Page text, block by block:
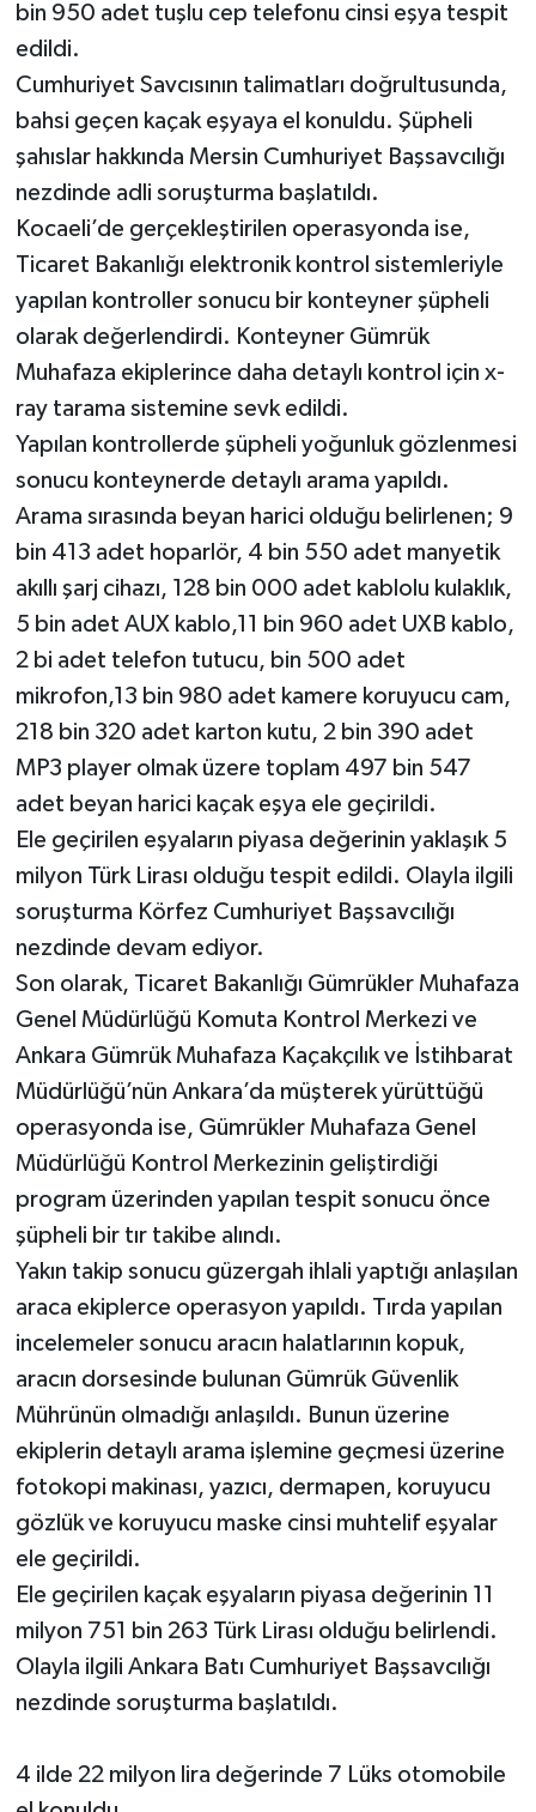
bin 950 adet tuşlu cep telefonu cinsi eşya tespit
edildi.
Cumhuriyet Savcısının talimatları doğrultusunda,
bahsi geçen kaçak eşyaya el konuldu. Şüpheli
şahıslar hakkında Mersin Cumhuriyet Başsavcılığı
nezdinde adli soruşturma başlatıldı.
Kocaeli’de gerçekleştirilen operasyonda ise,
Ticaret Bakanlığı elektronik kontrol sistemleriyle
yapılan kontroller sonucu bir konteyner şüpheli
olarak değerlendirdi. Konteyner Gümrük
Muhafaza ekiplerince daha detaylı kontrol için x-
ray tarama sistemine sevk edildi.
Yapılan kontrollerde şüpheli yoğunluk gözlenmesi
sonucu konteynerde detaylı arama yapıldı.
Arama sırasında beyan harici olduğu belirlenen; 9
bin 413 adet hoparlör, 4 bin 550 adet manyetik
akıllı şarj cihazı, 128 bin 000 adet kablolu kulaklık,
5 bin adet AUX kablo,11 bin 960 adet UXB kablo,
2 bi adet telefon tutucu, bin 500 adet
mikrofon,13 bin 980 adet kamere koruyucu cam,
218 bin 320 adet karton kutu, 2 bin 390 adet
MP3 player olmak üzere toplam 497 bin 547
adet beyan harici kaçak eşya ele geçirildi.
Ele geçirilen eşyaların piyasa değerinin yaklaşık 5
milyon Türk Lirası olduğu tespit edildi. Olayla ilgili
soruşturma Körfez Cumhuriyet Başsavcılığı
nezdinde devam ediyor.
Son olarak, Ticaret Bakanlığı Gümrükler Muhafaza
Genel Müdürlüğü Komuta Kontrol Merkezi ve
Ankara Gümrük Muhafaza Kaçakçılık ve İstihbarat
Müdürlüğü’nün Ankara’da müşterek yürüttüğü
operasyonda ise, Gümrükler Muhafaza Genel
Müdürlüğü Kontrol Merkezinin geliştirdiği
program üzerinden yapılan tespit sonucu önce
şüpheli bir tır takibe alındı.
Yakın takip sonucu güzergah ihlali yaptığı anlaşılan
araca ekiplerce operasyon yapıldı. Tırda yapılan
incelemeler sonucu aracın halatlarının kopuk,
aracın dorsesinde bulunan Gümrük Güvenlik
Mührünün olmadığı anlaşıldı. Bunun üzerine
ekiplerin detaylı arama işlemine geçmesi üzerine
fotokopi makinası, yazıcı, dermapen, koruyucu
gözlük ve koruyucu maske cinsi muhtelif eşyalar
ele geçirildi.
Ele geçirilen kaçak eşyaların piyasa değerinin 11
milyon 751 bin 263 Türk Lirası olduğu belirlendi.
Olayla ilgili Ankara Batı Cumhuriyet Başsavcılığı
nezdinde soruşturma başlatıldı.
4 ilde 22 milyon lira değerinde 7 Lüks otomobile